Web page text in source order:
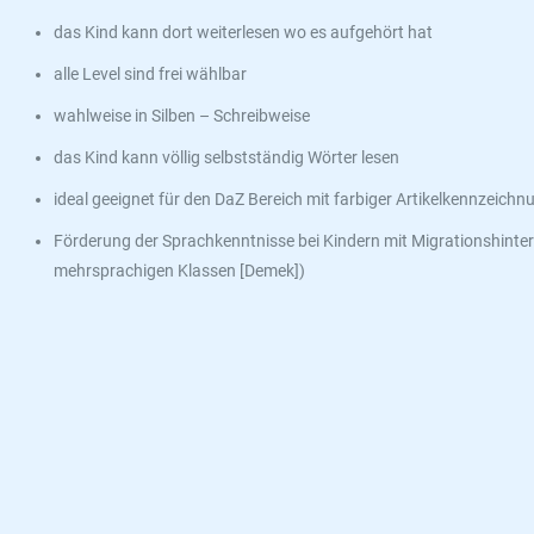
das Kind kann dort weiterlesen wo es aufgehört hat
alle Level sind frei wählbar
wahlweise in Silben – Schreibweise
das Kind kann völlig selbstständig Wörter lesen
ideal geeignet für den DaZ Bereich mit farbiger
Förderung der Sprachkenntnisse bei Kindern mit
mehrsprachigen Klassen [Demek])